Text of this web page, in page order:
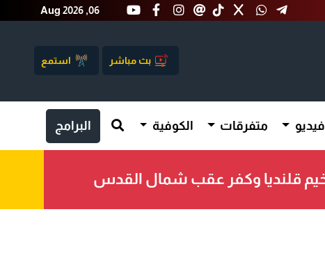
Aug 2026 ,06
بث مباشر استمع
فيديو متفرقات الكوفية البرامج